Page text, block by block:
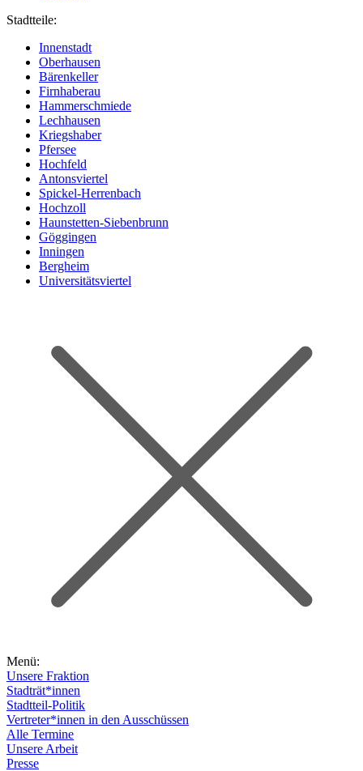
Stadtteile:
Innenstadt
Oberhausen
Bärenkeller
Firnhaberau
Hammerschmiede
Lechhausen
Kriegshaber
Pfersee
Hochfeld
Antonsviertel
Spickel-Herrenbach
Hochzoll
Haunstetten-Siebenbrunn
Göggingen
Inningen
Bergheim
Universitätsviertel
Menü:
Unsere Fraktion
Stadträt*innen
Stadtteil-Politik
Vertreter*innen in den Ausschüssen
Alle Termine
Unsere Arbeit
Presse